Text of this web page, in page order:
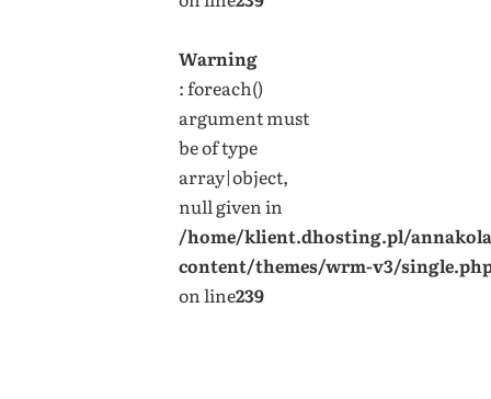
Warning
: foreach()
argument must
be of type
array|object,
null given in
/home/klient.dhosting.pl/
content/themes/wrm-v3/
on line239